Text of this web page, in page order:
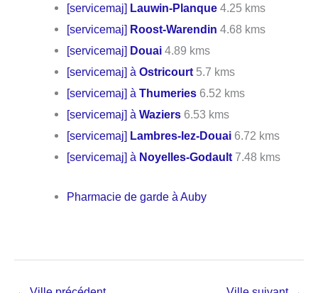
[servicemaj] Lauwin-Planque 4.25 kms
[servicemaj] Roost-Warendin 4.68 kms
[servicemaj] Douai 4.89 kms
[servicemaj] àOstricourt 5.7 kms
[servicemaj] àThumeries 6.52 kms
[servicemaj] àWaziers 6.53 kms
[servicemaj] Lambres-lez-Douai 6.72 kms
[servicemaj] à Noyelles-Godault 7.48 kms
Pharmacie de garde à Auby